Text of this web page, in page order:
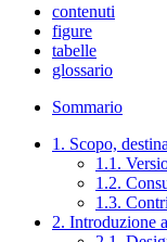
contenuti
figure
tabelle
glossario
Sommario
1. Scopo,
1.1.
1.2.
1.3.
2. Introduzione